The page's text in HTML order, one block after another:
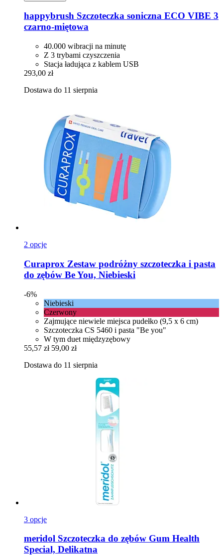
happybrush Szczoteczka soniczna ECO VIBE 3
czarno-​miętowa
40.000 wibracji na minutę
Z 3 trybami czyszczenia
Stacja ładująca z kablem USB
293,00 zł
Dostawa do 11 sierpnia
2 opcje
Curaprox Zestaw podróżny szczoteczka i pasta
do zębów Be You, Niebieski
-6%
Niebieski
Czerwony
Zajmujące niewiele miejsca pudełko (9,5 x 6 cm)
Szczoteczka CS 5460 i pasta "Be you"
W tym duet międzyzębowy
55,57 zł 59,00 zł
Dostawa do 11 sierpnia
3 opcje
meridol Szczoteczka do zębów Gum Health
Special, Delikatna